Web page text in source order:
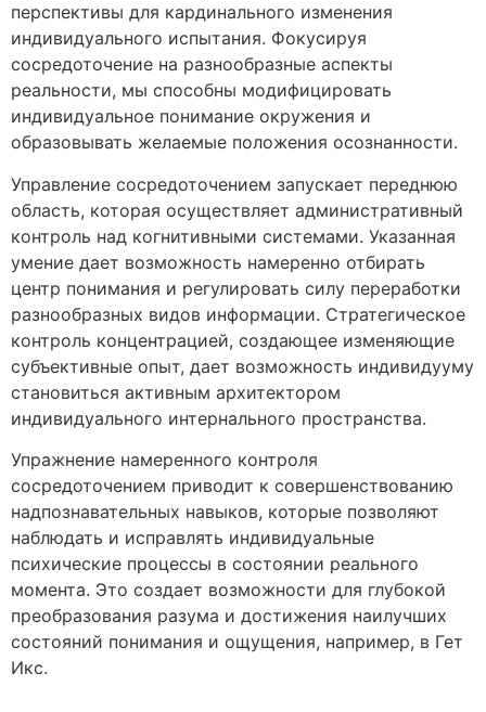
перспективы для кардинального изменения
индивидуального испытания. Фокусируя
сосредоточение на разнообразные аспекты
реальности, мы способны модифицировать
индивидуальное понимание окружения и
образовывать желаемые положения осознанности.
Управление сосредоточением запускает переднюю
область, которая осуществляет административный
контроль над когнитивными системами. Указанная
умение дает возможность намеренно отбирать
центр понимания и регулировать силу переработки
разнообразных видов информации. Стратегическое
контроль концентрацией, создающее изменяющие
субъективные опыт, дает возможность индивидууму
становиться активным архитектором
индивидуального интернального пространства.
Упражнение намеренного контроля
сосредоточением приводит к совершенствованию
надпознавательных навыков, которые позволяют
наблюдать и исправлять индивидуальные
психические процессы в состоянии реального
момента. Это создает возможности для глубокой
преобразования разума и достижения наилучших
состояний понимания и ощущения, например, в Гет
Икс.